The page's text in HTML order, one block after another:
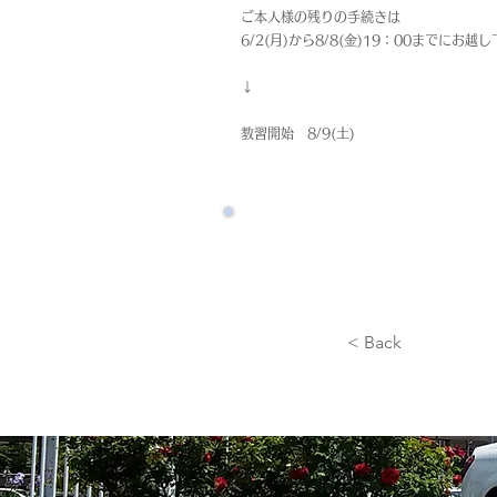
ご本人様の残りの手続きは
6/2(月)から8/8(金)19：00までにお越し
↓
教習開始 8/9(土)
< Back